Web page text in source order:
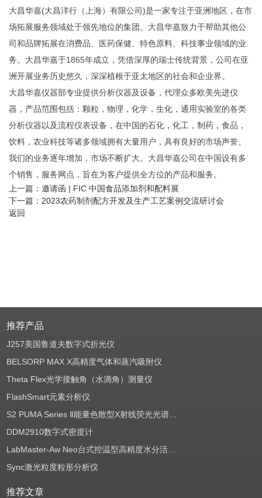
大昌华嘉(大昌洋行（上海）有限公司)是一家专注于亚洲地区，在市
场拓展服务领域处于领先地位的集团。大昌华嘉致力于帮助其他公
司和品牌拓展在消费品、医药保健、特色原料、科技事业领域的业
务。大昌华嘉于1865年成立，凭借深厚的瑞士传统背景，公司在亚
洲开展业务历史悠久，深深植根于亚太地区的社会和企业界。
大昌华嘉仪器部专业提供分析仪器及设备，代理众多欧美先进仪
器，产品范围包括：颗粒，物理，化学，生化，通用实验室的各类
分析仪器以及流程仪表设备，在中国的石化，化工，制药，食品，
饮料，农业科技等诸多领域拥有大量用户，具有良好的市场声誉。
我们的业务逐年增加，市场不断扩大。大昌华嘉公司在中国设有多
个销售，服务网点，旨在为客户提供全方位的产品和服务。
上一篇： 邀请函 | FIC 中国食品添加剂和配料展
下一篇： 2023农药制剂配方开发及生产工艺案例交流研讨会
返回
推荐产品
J257美国鲁道夫数字式折光仪
BELSORP MAX X高精度气体和蒸汽吸附仪
Theta Flex光学接触角（水滴角）测量仪
FlashSmart元素分析仪
S2 PUMA Series Ⅱ能量色散型X射线荧光光谱仪（EDXRF）
DDM2910数字式密度计
LabMaster-Aw Neo台式控温型高精度水分活度测定仪
Sync激光粒度粒形分析仪
推荐文章